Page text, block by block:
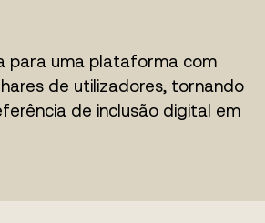
para uma plataforma com
de utilizadores, tornando
de inclusão digital em